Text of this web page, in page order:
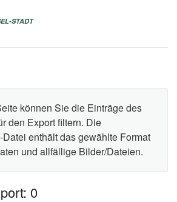
STADT
können Sie die Einträge des
den Export filtern. Die
enthält das gewählte Format
und allfällige Bilder/Dateien.
0